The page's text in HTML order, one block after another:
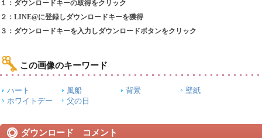
１：ダウンロードキーの取得をクリック
２：LINE@に登録しダウンロードキーを獲得
３：ダウンロードキーを入力しダウンロードボタンをクリック
この画像のキーワード
ハート 風船 背景
壁紙
ホワイトデー
父の日
ダウンロード コメント